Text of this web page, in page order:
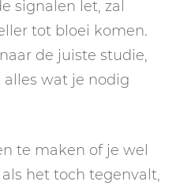
signalen let, zal
tot bloei komen.
de juiste studie,
alles wat je nodig
te maken of je wel
het toch tegenvalt,